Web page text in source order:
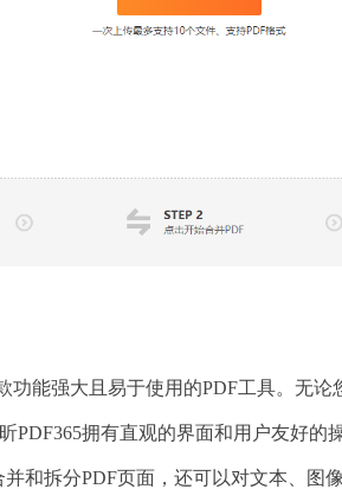
功能强大且易于使用的PDF工具。无
PDF365拥有直观的界面和用户友好
和拆分PDF页面，还可以对文本、图